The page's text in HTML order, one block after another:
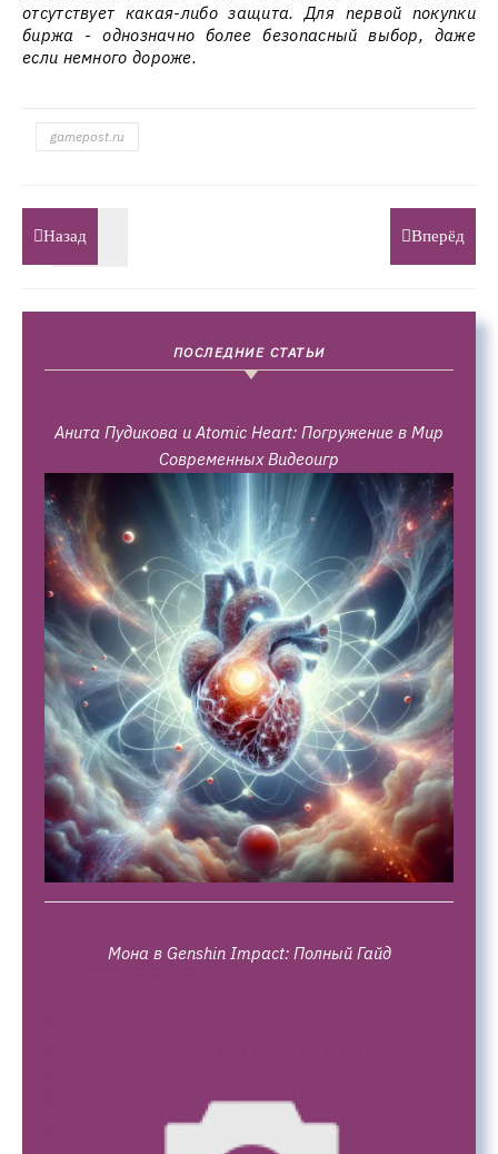
отсутствует какая-либо защита. Для первой покупки
биржа - однозначно более безопасный выбор, даже
если немного дороже.
gamepost.ru
Назад Вперёд
ПОСЛЕДНИЕ СТАТЬИ
Анита Пудикова и Atomic Heart: Погружение в Мир
Современных Видеоигр
Мона в Genshin Impact: Полный Гайд